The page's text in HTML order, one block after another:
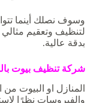
وسوف نصلك أينما
لتنظيف وتعقيم
بدقة عالية.
شركة تنظيف بيوت
المنازل او البيوت من
والفيروسات نظرًا